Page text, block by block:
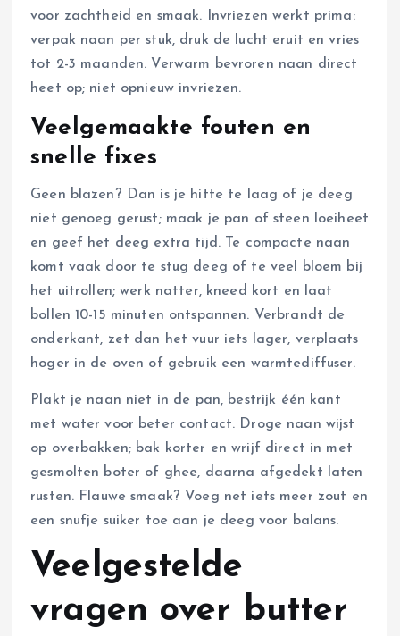
voor zachtheid en smaak. Invriezen werkt prima:
verpak naan per stuk, druk de lucht eruit en vries
tot 2-3 maanden. Verwarm bevroren naan direct
heet op; niet opnieuw invriezen.
Veelgemaakte fouten en
snelle fixes
Geen blazen? Dan is je hitte te laag of je deeg
niet genoeg gerust; maak je pan of steen loeiheet
en geef het deeg extra tijd. Te compacte naan
komt vaak door te stug deeg of te veel bloem bij
het uitrollen; werk natter, kneed kort en laat
bollen 10-15 minuten ontspannen. Verbrandt de
onderkant, zet dan het vuur iets lager, verplaats
hoger in de oven of gebruik een warmtediffuser.
Plakt je naan niet in de pan, bestrijk één kant
met water voor beter contact. Droge naan wijst
op overbakken; bak korter en wrijf direct in met
gesmolten boter of ghee, daarna afgedekt laten
rusten. Flauwe smaak? Voeg net iets meer zout en
een snufje suiker toe aan je deeg voor balans.
Veelgestelde
vragen over butter